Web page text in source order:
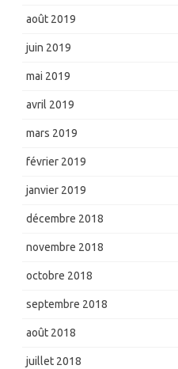
août 2019
juin 2019
mai 2019
avril 2019
mars 2019
février 2019
janvier 2019
décembre 2018
novembre 2018
octobre 2018
septembre 2018
août 2018
juillet 2018